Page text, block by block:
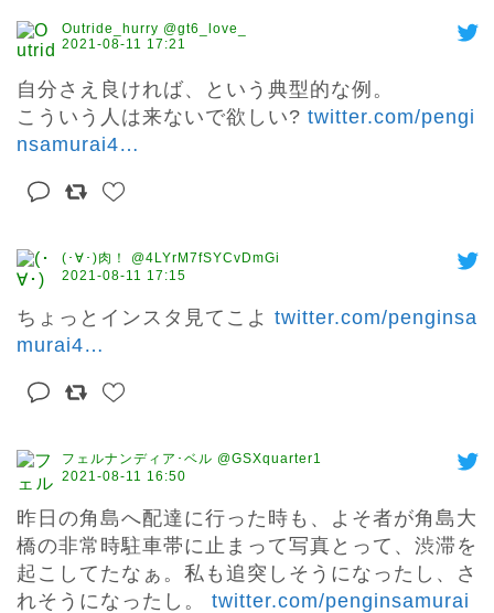
Outride_hurry @gt6_love_
2021-08-11 17:21
自分さえ良ければ、という典型的な例。
こういう人は来ないで欲しい? twitter.com/pengi
nsamurai4…
(･∀･)肉！ @4LYrM7fSYCvDmGi
2021-08-11 17:15
ちょっとインスタ見てこよ twitter.com/penginsa
murai4…
フェルナンディア･ベル @GSXquarter1
2021-08-11 16:50
昨日の角島へ配達に行った時も、よそ者が角島大
橋の非常時駐車帯に止まって写真とって、渋滞を
起こしてたなぁ。私も追突しそうになったし、さ
れそうになったし。 twitter.com/penginsamurai